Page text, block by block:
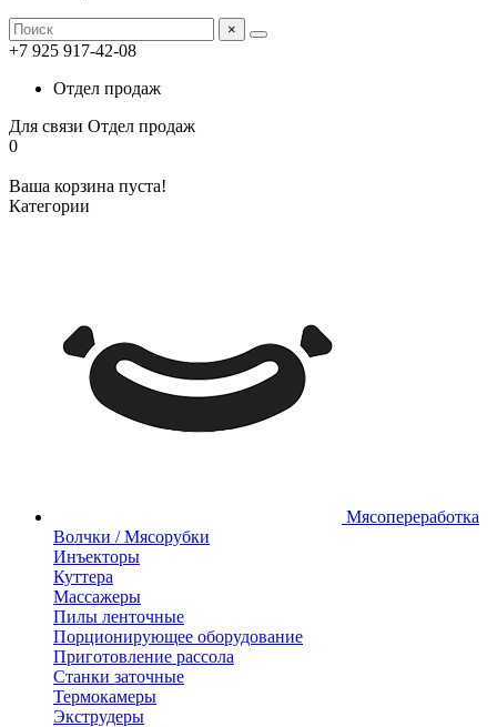
×
+7 925 917-42-08
Отдел продаж
Для связи Отдел продаж
0
Ваша корзина пуста!
Категории
Мясопереработка
Волчки / Мясорубки
Инъекторы
Куттера
Массажеры
Пилы ленточные
Порционирующее оборудование
Приготовление рассола
Станки заточные
Термокамеры
Экструдеры